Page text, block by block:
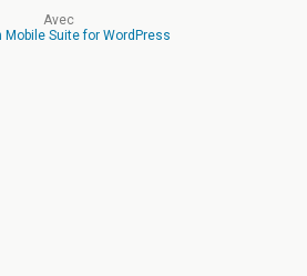
Avec
Mobile Suite for WordPress